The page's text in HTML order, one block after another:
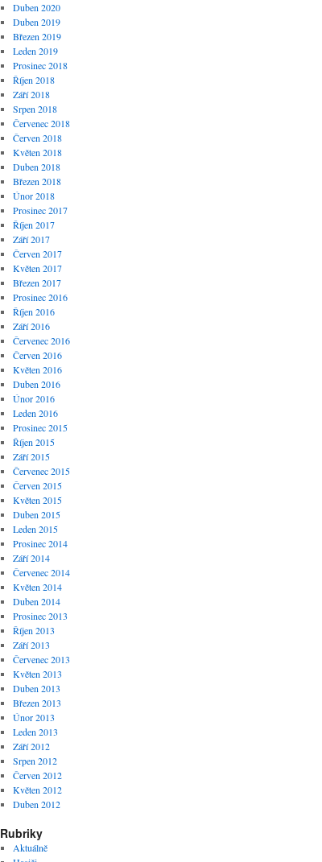
Duben 2020
Duben 2019
Březen 2019
Leden 2019
Prosinec 2018
Říjen 2018
Září 2018
Srpen 2018
Červenec 2018
Červen 2018
Květen 2018
Duben 2018
Březen 2018
Únor 2018
Prosinec 2017
Říjen 2017
Září 2017
Červen 2017
Květen 2017
Březen 2017
Prosinec 2016
Říjen 2016
Září 2016
Červenec 2016
Červen 2016
Květen 2016
Duben 2016
Únor 2016
Leden 2016
Prosinec 2015
Říjen 2015
Září 2015
Červenec 2015
Červen 2015
Květen 2015
Duben 2015
Leden 2015
Prosinec 2014
Září 2014
Červenec 2014
Květen 2014
Duben 2014
Prosinec 2013
Říjen 2013
Září 2013
Červenec 2013
Květen 2013
Duben 2013
Březen 2013
Únor 2013
Leden 2013
Září 2012
Srpen 2012
Červen 2012
Květen 2012
Duben 2012
Rubriky
Aktuálně